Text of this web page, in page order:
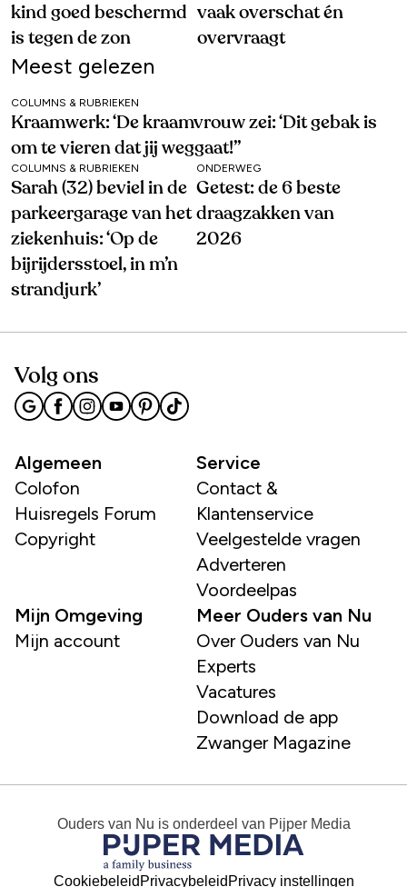
kind goed beschermd
is tegen de zon
vaak overschat én
overvraagt
Meest gelezen
COLUMNS & RUBRIEKEN
Kraamwerk: ‘De kraamvrouw zei: ‘Dit gebak is
om te vieren dat jij weggaat!’’
COLUMNS & RUBRIEKEN
Sarah (32) beviel in de
parkeergarage van het
ziekenhuis: ‘Op de
bijrijdersstoel, in m’n
strandjurk’
ONDERWEG
Getest: de 6 beste
draagzakken van
2026
Volg ons
Algemeen
Colofon
Huisregels Forum
Copyright
Service
Contact &
Klantenservice
Veelgestelde vragen
Adverteren
Voordeelpas
Mijn Omgeving
Mijn account
Meer Ouders van Nu
Over Ouders van Nu
Experts
Vacatures
Download de app
Zwanger Magazine
Ouders van Nu is onderdeel van Pijper Media
Cookiebeleid Privacybeleid Privacy instellingen